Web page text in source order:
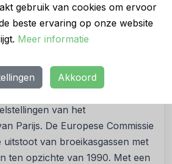
gebruik van cookies om ervoor
beste ervaring op onze website
Meer informatie
Akkoord
en duurzamer is. Bovendien
van ACT bijna 50% minder
energie. Ecocem benadrukt
omdat het de weg vrijmaakt
van het
Parijs. De Europese Commissie
van broeikasgassen met
ten opzichte van 1990. Met een